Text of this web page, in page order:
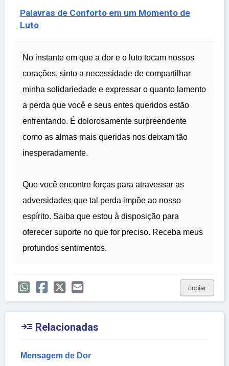
Palavras de Conforto em um Momento de
Luto
No instante em que a dor e o luto tocam nossos
corações, sinto a necessidade de compartilhar
minha solidariedade e expressar o quanto lamento
a perda que você e seus entes queridos estão
enfrentando. É dolorosamente surpreendente
como as almas mais queridas nos deixam tão
inesperadamente.
Que você encontre forças para atravessar as
adversidades que tal perda impõe ao nosso
espírito. Saiba que estou à disposição para
oferecer suporte no que for preciso. Receba meus
profundos sentimentos.
copiar
 Relacionadas
Mensagem de Dor